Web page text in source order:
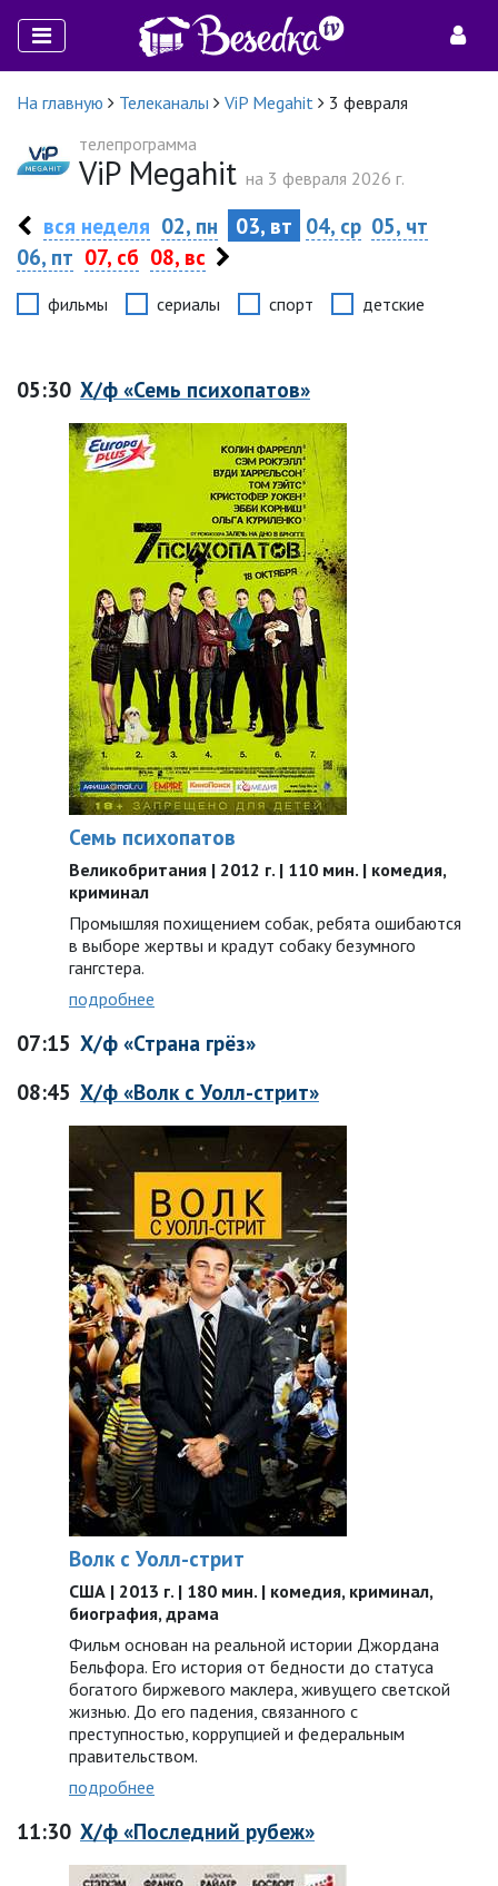
На главную Телеканалы ViP Megahit
3 февраля
телепрограмма
ViP Megahit на 3 февраля 2026 г.
вся неделя 02, пн 03, вт 04, ср 05, чт
06, пт 07, сб 08, вс
фильмы сериалы спорт детские
05:30 Х/ф «Семь психопатов»
Семь психопатов
Великобритания | 2012 г. | 110 мин. | комедия,
криминал
Промышляя похищением собак, ребята ошибаются
в выборе жертвы и крадут собаку безумного
гангстера.
подробнее
07:15 Х/ф «Страна грёз»
08:45 Х/ф «Волк с Уолл-стрит»
Волк с Уолл-стрит
США | 2013 г. | 180 мин. | комедия, криминал,
биография, драма
Фильм основан на реальной истории Джордана
Бельфора. Его история от бедности до статуса
богатого биржевого маклера, живущего светской
жизнью. До его падения, связанного с
преступностью, коррупцией и федеральным
правительством.
подробнее
11:30 Х/ф «Последний рубеж»